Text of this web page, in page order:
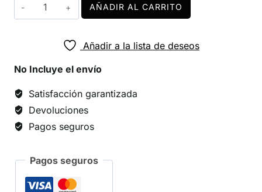
$ 65.000.$ 55.000.
Red
AÑADIR AL CARRITO
Añadir a la lista de deseos
No Incluye el envío
Satisfacción garantizada
Devoluciones
Pagos seguros
Pagos seguros